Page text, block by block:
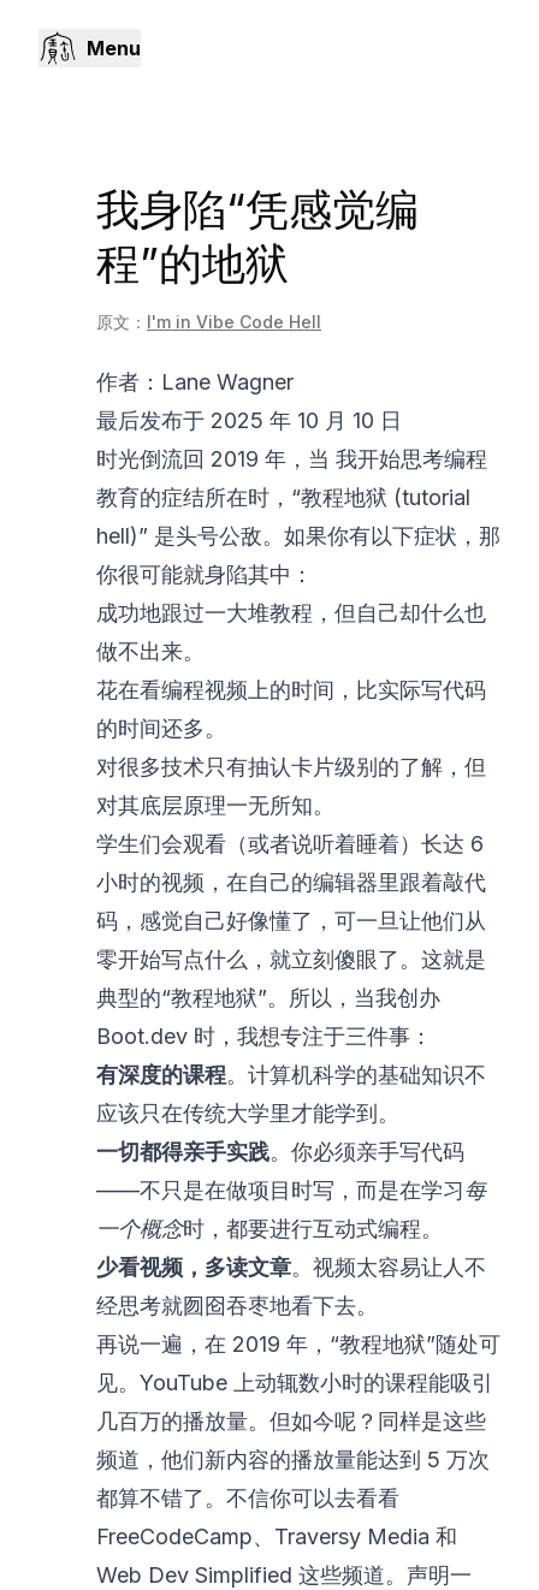
Menu
我身陷“凭感觉编
程”的地狱
原文： I'm in Vibe Code Hell
作者：Lane Wagner
最后发布于 2025 年 10 月 10 日
时光倒流回 2019 年，当 我开始思考编程
教育的症结所在时，“教程地狱 (tutorial
hell)” 是头号公敌。如果你有以下症状，那
你很可能就身陷其中：
成功地跟过一大堆教程，但自己却什么也
做不出来。
花在看编程视频上的时间，比实际写代码
的时间还多。
对很多技术只有抽认卡片级别的了解，但
对其底层原理一无所知。
学生们会观看（或者说听着睡着）长达 6
小时的视频，在自己的编辑器里跟着敲代
码，感觉自己好像懂了，可一旦让他们从
零开始写点什么，就立刻傻眼了。这就是
典型的“教程地狱”。所以，当我创办
Boot.dev 时，我想专注于三件事：
有深度的课程。计算机科学的基础知识不
应该只在传统大学里才能学到。
一切都得亲手实践。你必须亲手写代码
——不只是在做项目时写，而是在学习每
一个概念时，都要进行互动式编程。
少看视频，多读文章。视频太容易让人不
经思考就囫囵吞枣地看下去。
再说一遍，在 2019 年，“教程地狱”随处可
见。YouTube 上动辄数小时的课程能吸引
几百万的播放量。但如今呢？同样是这些
频道，他们新内容的播放量能达到 5 万次
都算不错了。不信你可以去看看
FreeCodeCamp、 Traversy Media 和
Web Dev Simplified 这些频道。声明一